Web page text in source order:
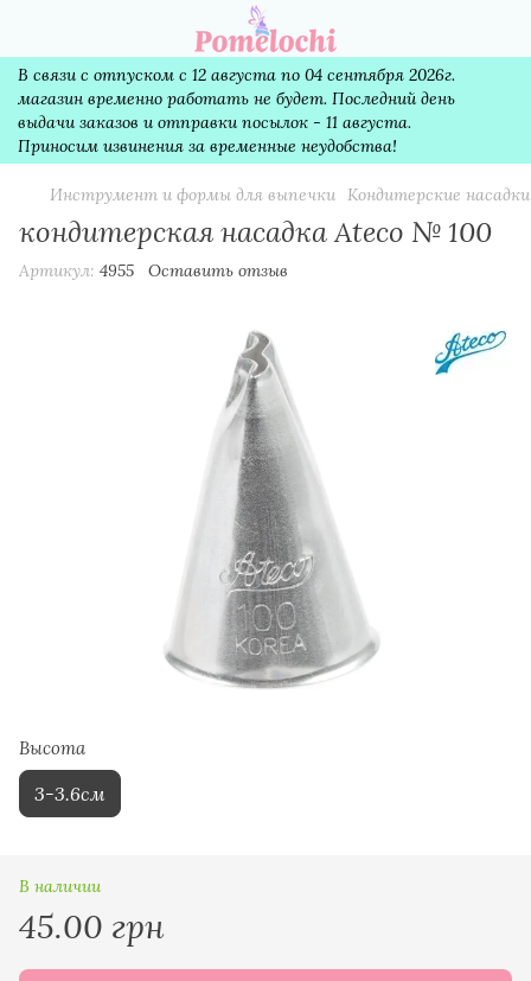
В связи с отпуском с 12 августа по 04 сентября 2026г.
магазин временно работать не будет. Последний день
выдачи заказов и отправки посылок - 11 августа.
Приносим извинения за временные неудобства!
Инструмент и формы для выпечки Кондитерские насадки
кондитерская насадка Ateco № 100
Артикул: 4955 Оставить отзыв
Высота
3-3.6см
В наличии
45.00 грн